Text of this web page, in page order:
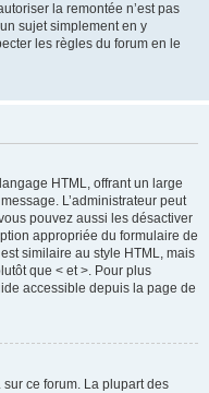
la remontée n’est pas
sujet simplement en y
les règles du forum en le
HTML, offrant un large
L’administrateur peut
pouvez aussi les désactiver
appropriée du formulaire de
similaire au style HTML, mais
que < et >. Pour plus
accessible depuis la page de
ce forum. La plupart des